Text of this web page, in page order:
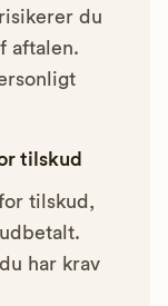
du
aftalen.
tilskud
tilskud,
har krav